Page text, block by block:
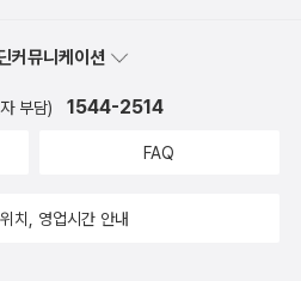
커뮤니케이션
부담) 1544-2514
FAQ
치, 영업시간 안내